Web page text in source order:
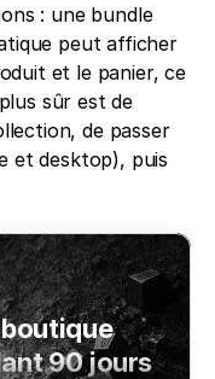
: une bundle
peut afficher
et le panier, ce
sûr est de
de passer
et desktop), puis
90 jours